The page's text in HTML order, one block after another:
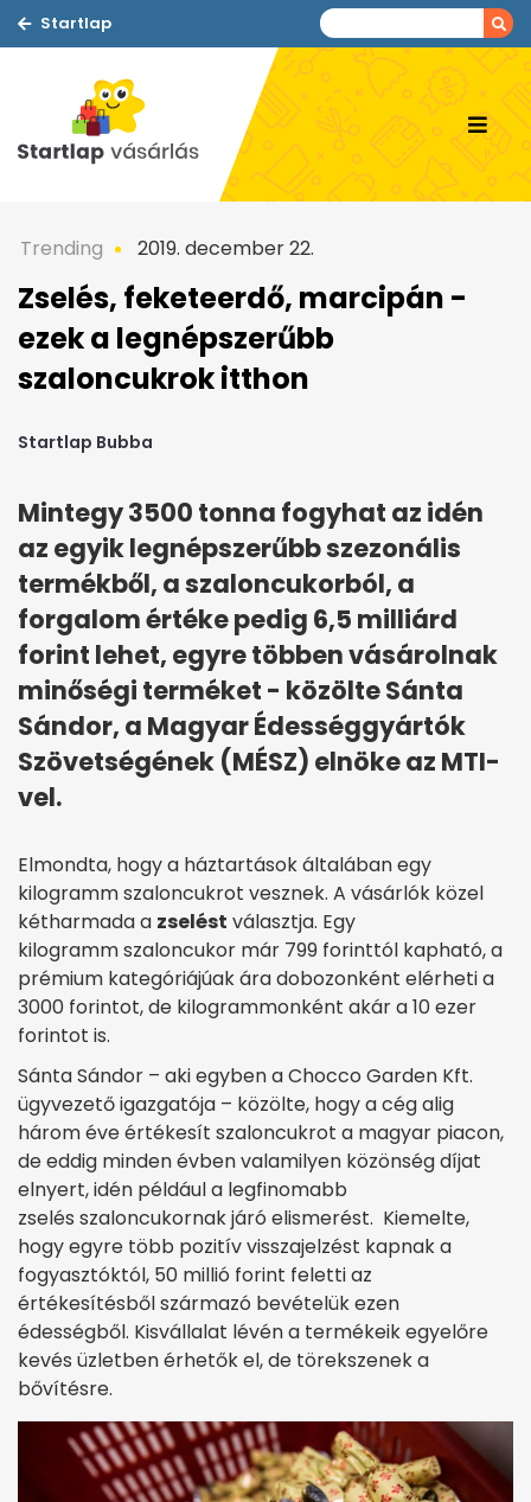
Startlap
Trending 2019. december 22.
Zselés, feketeerdő, marcipán -
ezek a legnépszerűbb
szaloncukrok itthon
Startlap Bubba
Mintegy 3500 tonna fogyhat az idén
az egyik legnépszerűbb szezonális
termékből, a szaloncukorból, a
forgalom értéke pedig 6,5 milliárd
forint lehet, egyre többen vásárolnak
minőségi terméket - közölte Sánta
Sándor, a Magyar Édességgyártók
Szövetségének (MÉSZ) elnöke az MTI-
vel.
Elmondta, hogy a háztartások általában egy
kilogramm szaloncukrot vesznek. A vásárlók közel
kétharmada a zselést választja. Egy
kilogramm szaloncukor már 799 forinttól kapható, a
prémium kategóriájúak ára dobozonként elérheti a
3000 forintot, de kilogrammonként akár a 10 ezer
forintot is.
Sánta Sándor – aki egyben a Chocco Garden Kft.
ügyvezető igazgatója – közölte, hogy a cég alig
három éve értékesít szaloncukrot a magyar piacon,
de eddig minden évben valamilyen közönség díjat
elnyert, idén például a legfinomabb
zselés szaloncukornak járó elismerést. Kiemelte,
hogy egyre több pozitív visszajelzést kapnak a
fogyasztóktól, 50 millió forint feletti az
értékesítésből származó bevételük ezen
édességből. Kisvállalat lévén a termékeik egyelőre
kevés üzletben érhetők el, de törekszenek a
bővítésre.